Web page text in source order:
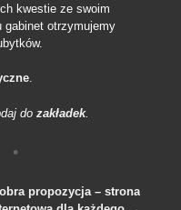
kwestie ze swoim
gabinet otrzymujemy
.
do zakładek.
propozycja – strona